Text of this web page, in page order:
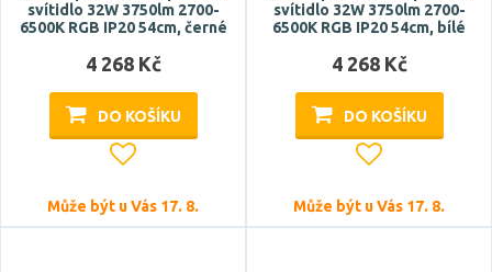
svítidlo 32W 3750lm 2700-
6500K RGB IP20 54cm, černé
4 268 Kč
DO KOŠÍKU
Může být u Vás 17. 8.
svítidlo 32W 3750lm 2700-
6500K RGB IP20 54cm, bílé
4 268 Kč
DO KOŠÍKU
Může být u Vás 17. 8.